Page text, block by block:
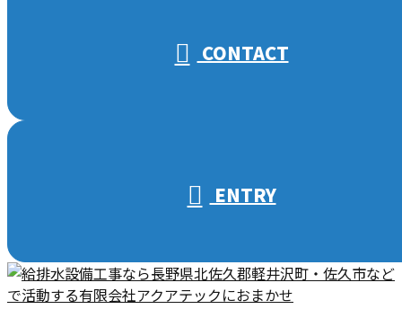
CONTACT
ENTRY